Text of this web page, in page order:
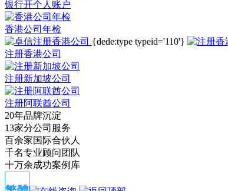
银行开个人账户
香港公司年检
{dede:type typeid='110'}
注册香港公司
注册新加坡公司
注册阿联酋公司
20年品牌沉淀
13家分公司服务
百余家国际合伙人
千名专业顾问团队
十万余成功案例库